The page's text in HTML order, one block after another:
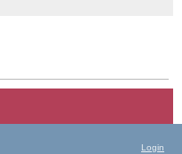
Login